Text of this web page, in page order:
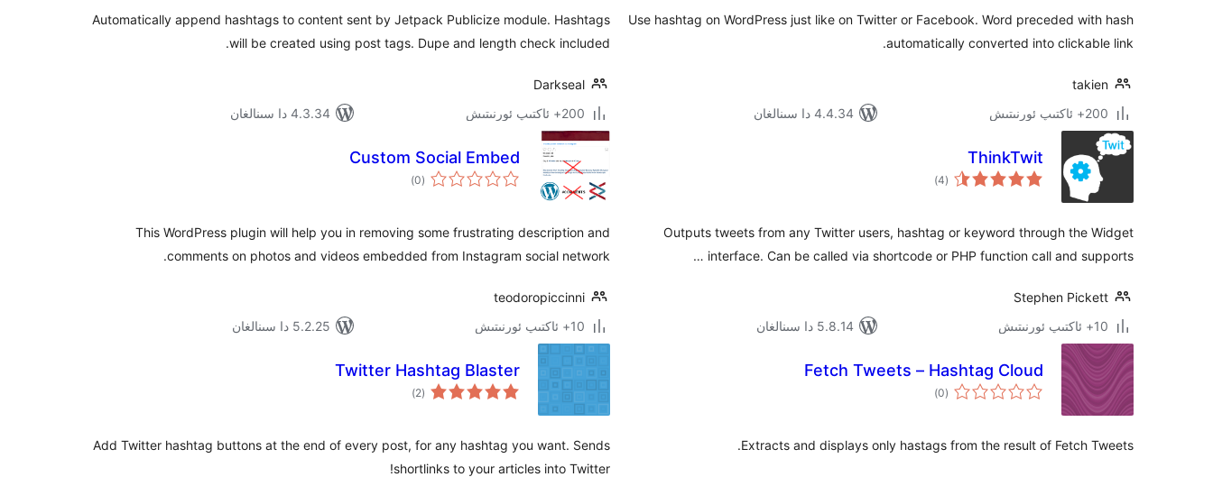
Use hashtag on WordPress just like on Twitter or Facebook. Word preceded with hash
automatically converted into clickable link.
takien
200+ ئاكتىپ ئورنىتىش
4.4.34 دا سىنالغان
Automatically append hashtags to content sent by Jetpack Publicize module. Hashtags
will be created using post tags. Dupe and length check included.
Darkseal
200+ ئاكتىپ ئورنىتىش
4.3.34 دا سىنالغان
ThinkTwit
(4 ئومۇمىي
دەرىجە
)
Outputs tweets from any Twitter users, hashtag or keyword through the Widget
interface. Can be called via shortcode or PHP function call and supports …
Stephen Pickett
10+ ئاكتىپ ئورنىتىش
5.8.14 دا سىنالغان
Custom Social Embed
(0 ئومۇمىي
دەرىجە
)
This WordPress plugin will help you in removing some frustrating description and
comments on photos and videos embedded from Instagram social network.
teodoropiccinni
10+ ئاكتىپ ئورنىتىش
5.2.25 دا سىنالغان
Fetch Tweets – Hashtag Cloud
(0 ئومۇمىي
دەرىجە
)
Extracts and displays only hastags from the result of Fetch Tweets.
Twitter Hashtag Blaster
(2 ئومۇمىي
دەرىجە)
Add Twitter hashtag buttons at the end of every post, for any hashtag you want. Sends
shortlinks to your articles into Twitter!